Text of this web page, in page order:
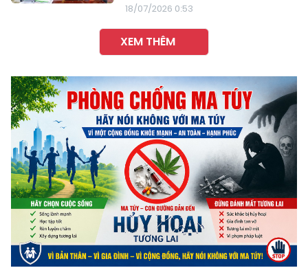
18/07/2026 0:53
XEM THÊM